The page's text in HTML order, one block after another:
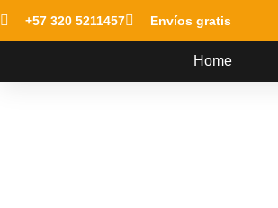
+57 320 5211457 Envíos gratis
Home